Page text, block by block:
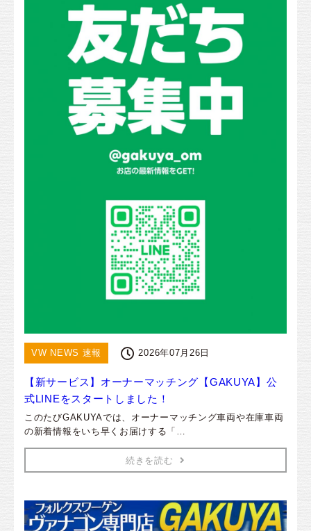
VW NEWS 速報 2026年07月26日
【新サービス】オーナーマッチング【GAKUYA】公
式LINEをスタートしました！
このたびGAKUYAでは、オーナーマッチング車両や在庫車両
の新着情報をいち早くお届けする「…
続きを読む